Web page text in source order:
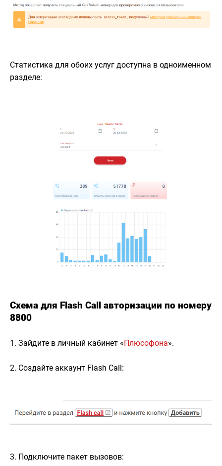
Статистика для обоих услуг доступна в одноименном
разделе:
Схема для Flash Call авторизации по номеру
8800
1. Зайдите в личный кабинет «Плюсофона».
2. Создайте аккаунт Flash Call:
3. Подключите пакет вызовов: